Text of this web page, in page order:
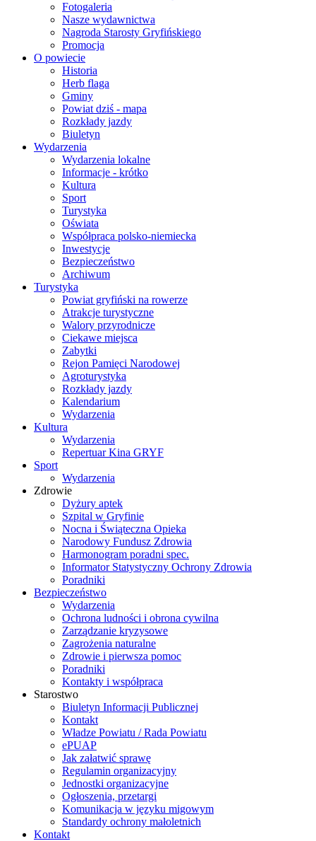
Fotogaleria
Nasze wydawnictwa
Nagroda Starosty Gryfińskiego
Promocja
O powiecie
Historia
Herb flaga
Gminy
Powiat dziś - mapa
Rozkłady jazdy
Biuletyn
Wydarzenia
Wydarzenia lokalne
Informacje - krótko
Kultura
Sport
Turystyka
Oświata
Współpraca polsko-niemiecka
Inwestycje
Bezpieczeństwo
Archiwum
Turystyka
Powiat gryfiński na rowerze
Atrakcje turystyczne
Walory przyrodnicze
Ciekawe miejsca
Zabytki
Rejon Pamięci Narodowej
Agroturystyka
Rozkłady jazdy
Kalendarium
Wydarzenia
Kultura
Wydarzenia
Repertuar Kina GRYF
Sport
Wydarzenia
Zdrowie
Dyżury aptek
Szpital w Gryfinie
Nocna i Świąteczna Opieka
Narodowy Fundusz Zdrowia
Harmonogram poradni spec.
Informator Statystyczny Ochrony Zdrowia
Poradniki
Bezpieczeństwo
Wydarzenia
Ochrona ludności i obrona cywilna
Zarządzanie kryzysowe
Zagrożenia naturalne
Zdrowie i pierwsza pomoc
Poradniki
Kontakty i współpraca
Starostwo
Biuletyn Informacji Publicznej
Kontakt
Władze Powiatu / Rada Powiatu
ePUAP
Jak załatwić sprawę
Regulamin organizacyjny
Jednostki organizacyjne
Ogłoszenia, przetargi
Komunikacja w języku migowym
Standardy ochrony małoletnich
Kontakt